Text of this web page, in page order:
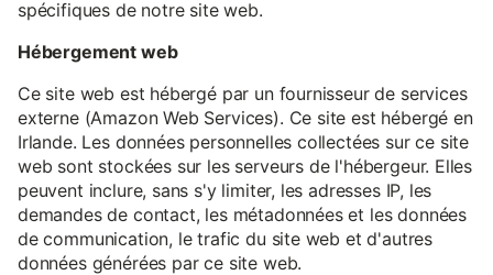
spécifiques de notre site web.
Hébergement web
Ce site web est hébergé par un fournisseur de services
externe (Amazon Web Services). Ce site est hébergé en
Irlande. Les données personnelles collectées sur ce site
web sont stockées sur les serveurs de l'hébergeur. Elles
peuvent inclure, sans s'y limiter, les adresses IP, les
demandes de contact, les métadonnées et les données
de communication, le trafic du site web et d'autres
données générées par ce site web.